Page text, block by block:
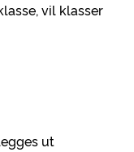
vil klasser
ut